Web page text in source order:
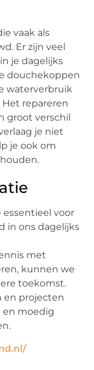
vaak als
Er zijn veel
je dagelijks
douchekoppen
waterverbruik
repareren
groot verschil
je niet
je ook om
voor
in ons dagelijks
met
kunnen we
toekomst.
en projecten
en moedig